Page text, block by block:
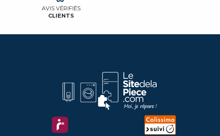
AVIS VÉRIFIÉS
CLIENTS